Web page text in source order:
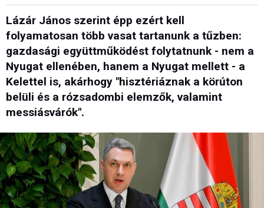
Lázár János szerint épp ezért kell
folyamatosan több vasat tartanunk a tűzben:
gazdasági együttműködést folytatnunk - nem a
Nyugat ellenében, hanem a Nyugat mellett - a
Kelettel is, akárhogy "hisztériáznak a körúton
belüli és a rózsadombi elemzők, valamint
messiásvárók".